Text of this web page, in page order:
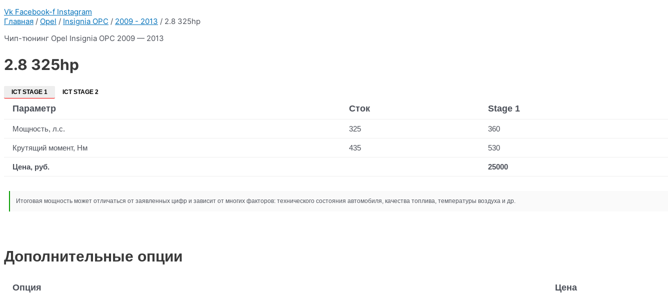
Vk Facebook-f Instagram
Главная / Opel / Insignia OPC / 2009 - 2013 / 2.8 325hp
Чип-тюнинг Opel Insignia OPC 2009 — 2013
2.8 325hp
ICT STAGE 1 ICT STAGE 2
Параметр Сток Stage 1
Мощность, л.с. 325 360
Крутящий момент, Нм 435 530
Цена, руб. 25000
Итоговая мощность может отличаться от заявленных цифр и зависит от многих факторов: технического состояния автомобиля, качества топлива, температуры воздуха и др.
Дополнительные опции
Опция Цена